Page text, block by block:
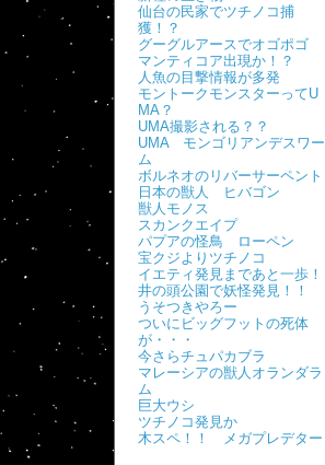
仙台の民家でツチノコ捕
獲！？
グーグルアースでオゴポゴ
マンティコア出現か！？
人魚の目撃情報が多発
モントークモンスターってU
MA？
UMA撮影される？？
UMA モンゴリアンデスワー
ム
ボルネオのリバーサーペント
日本の獣人 ヒバゴン
獣人モノス
スカンクエイプ
パプアの怪鳥 ローペン
宝クジよりツチノコ
イエティ発見まであと一歩！
井の頭公園で妖怪発見！！
うそつきやろー
ついにビッグフットの死体
が・・・
今さらチュパカブラ
マレーシアの獣人オランダラ
ム
巨大ウシ
ツチノコ発見か
木スペ！！ メガプレデター